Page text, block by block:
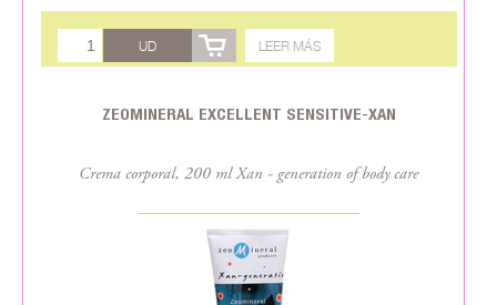
UD LEER MÁS
ZEOMINERAL EXCELLENT SENSITIVE-XAN
Crema corporal, 200 ml Xan - generation of body care